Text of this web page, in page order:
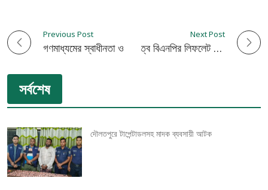
P
o
s
t
n
a
Previous Post
গণমাধ্যমের স্বাধীনতা ও পেশাদারিত্বের মর্যাদা পুনরুদ্ধারে বিএফইউজে
Next Post
কুষ্টিয়া এ্যাড. অপুর নেতৃত্বে বিএনপির লিফলেট বিতরণ
সর্বশেষ
দৌলতপুরে টাপেন্টাডলসহ মাদক ব্যবসায়ী আটক